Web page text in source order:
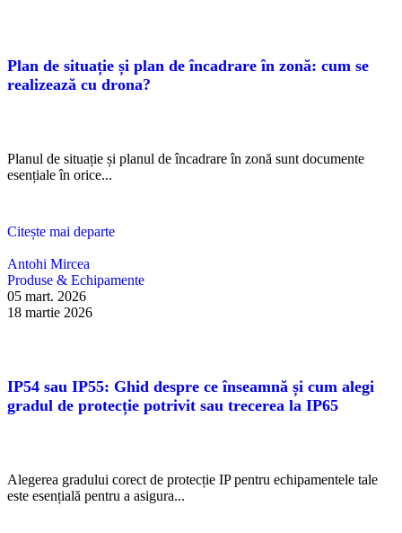
Plan de situație și plan de încadrare în zonă: cum se
realizează cu drona?
Planul de situație și planul de încadrare în zonă sunt documente
esențiale în orice...
Citește mai departe
Antohi Mircea
Produse & Echipamente
05 mart. 2026
18 martie 2026
IP54 sau IP55: Ghid despre ce înseamnă și cum alegi
gradul de protecție potrivit sau trecerea la IP65
Alegerea gradului corect de protecție IP pentru echipamentele tale
este esențială pentru a asigura...